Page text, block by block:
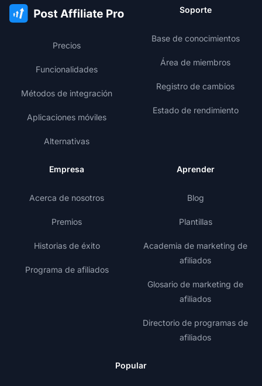
Precios
Funcionalidades
Métodos de integración
Aplicaciones móviles
Alternativas
Soporte
Base de conocimientos
Área de miembros
Registro de cambios
Estado de rendimiento
Empresa
Acerca de nosotros
Premios
Historias de éxito
Programa de afiliados
Aprender
Blog
Plantillas
Academia de marketing de
afiliados
Glosario de marketing de
afiliados
Directorio de programas de
afiliados
Popular